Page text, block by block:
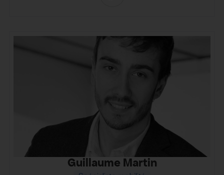
Guillaume Martin